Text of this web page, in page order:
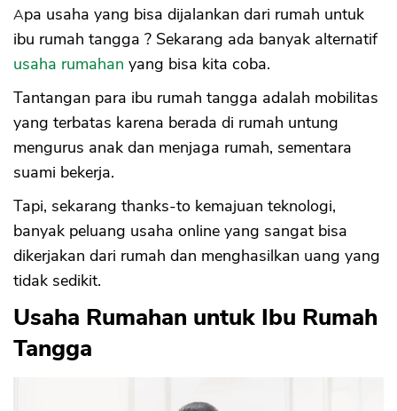
Apa usaha yang bisa dijalankan dari rumah untuk
ibu rumah tangga ? Sekarang ada banyak alternatif
usaha rumahan yang bisa kita coba.
Tantangan para ibu rumah tangga adalah mobilitas
yang terbatas karena berada di rumah untung
mengurus anak dan menjaga rumah, sementara
suami bekerja.
Tapi, sekarang thanks-to kemajuan teknologi,
banyak peluang usaha online yang sangat bisa
dikerjakan dari rumah dan menghasilkan uang yang
tidak sedikit.
Usaha Rumahan untuk Ibu Rumah
Tangga